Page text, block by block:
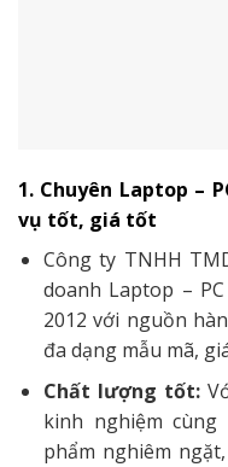
1. Chuyên Laptop –
vụ tốt, giá tốt
Công ty TNHH
doanh Laptop –
2012 với nguồn
đa dạng mẫu mã,
Chất lượng tốt:
kinh nghiệm
phẩm nghiêm